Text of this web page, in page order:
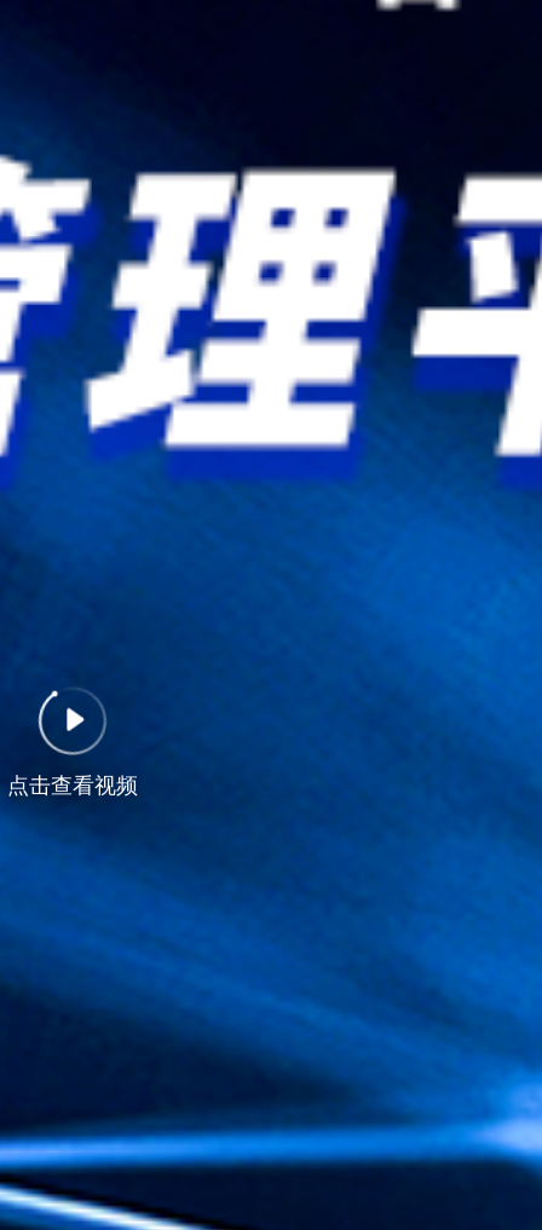
点击查看视频